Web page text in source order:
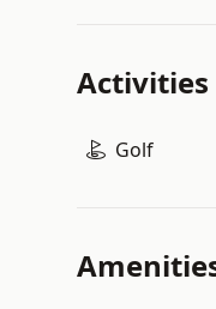
Activities
Golf